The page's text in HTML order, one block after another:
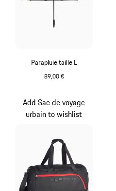
Parapluie taille L
89,00 €
Add Sac de voyage
urbain to wishlist